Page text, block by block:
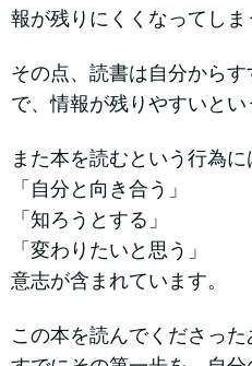
報が残りにくくなってしま
その点、読書は自分から
で、情報が残りやすいとい
また本を読むという行為に
「自分と向き合う」
「知ろうとする」
「変わりたいと思う」
意志が含まれています。
この本を読んでくださった